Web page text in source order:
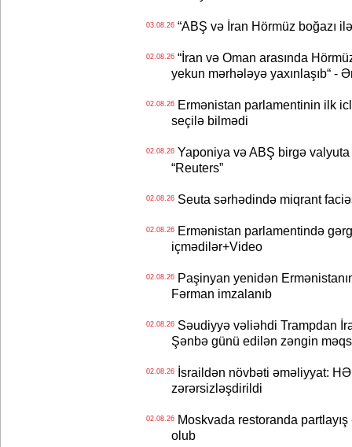
03.08.26“ABŞ və İran Hörmüz boğazı ilə
02.08.26“İran və Oman arasında
yekun mərhələyə yaxınlaşıb“ -
02.08.26Ermənistan parlamentinin ilk
seçilə bilmədi
02.08.26Yaponiya və ABŞ birgə valyuta
“Reuters”
02.08.26Seuta sərhədində miqrant
02.08.26Ermənistan parlamentində
içmədilər+Video
02.08.26Paşinyan yenidən
Fərman imzalanıb
02.08.26Səudiyyə vəliəhdi Trampdan
Şənbə günü edilən zəngin
02.08.26İsraildən növbəti əməliyyat:
zərərsizləşdirildi
02.08.26Moskvada restoranda
olub